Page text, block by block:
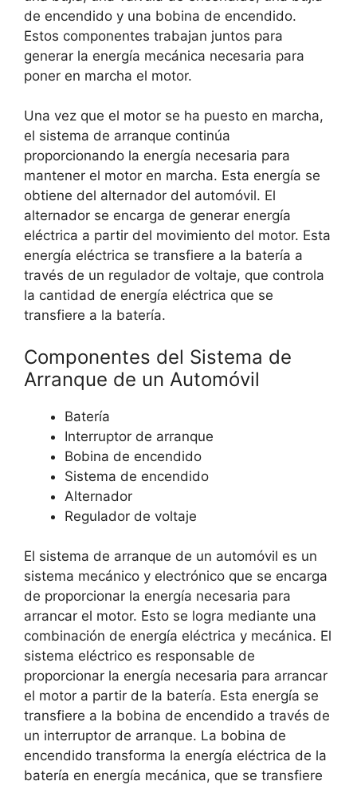
de encendido y una bobina de encendido.
Estos componentes trabajan juntos para
generar la energía mecánica necesaria para
poner en marcha el motor.
Una vez que el motor se ha puesto en marcha,
el sistema de arranque continúa
proporcionando la energía necesaria para
mantener el motor en marcha. Esta energía se
obtiene del alternador del automóvil. El
alternador se encarga de generar energía
eléctrica a partir del movimiento del motor. Esta
energía eléctrica se transfiere a la batería a
través de un regulador de voltaje, que controla
la cantidad de energía eléctrica que se
transfiere a la batería.
Componentes del Sistema de
Arranque de un Automóvil
Batería
Interruptor de arranque
Bobina de encendido
Sistema de encendido
Alternador
Regulador de voltaje
El sistema de arranque de un automóvil es un
sistema mecánico y electrónico que se encarga
de proporcionar la energía necesaria para
arrancar el motor. Esto se logra mediante una
combinación de energía eléctrica y mecánica. El
sistema eléctrico es responsable de
proporcionar la energía necesaria para arrancar
el motor a partir de la batería. Esta energía se
transfiere a la bobina de encendido a través de
un interruptor de arranque. La bobina de
encendido transforma la energía eléctrica de la
batería en energía mecánica, que se transfiere